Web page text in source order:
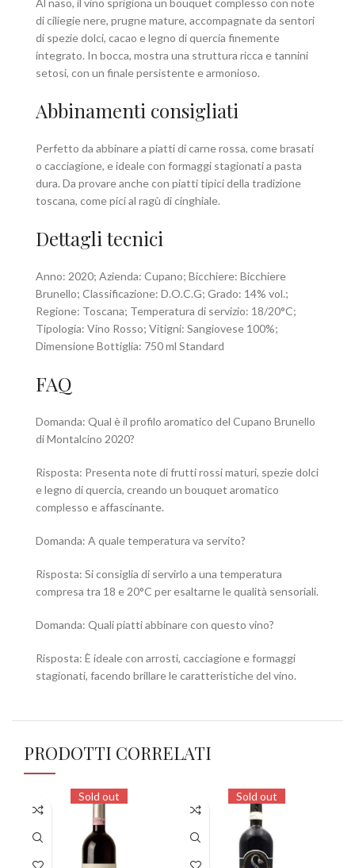
Al naso, il vino sprigiona un bouquet complesso con note
di ciliegie nere, prugne mature, accompagnate da sentori
di spezie dolci, cacao e legno di quercia finemente
integrato. In bocca, mostra una struttura ricca e tannini
setosi, con un finale persistente e armonioso.
Abbinamenti consigliati
Perfetto da abbinare a piatti di carne rossa, come brasati
o cacciagione, e ideale con formaggi stagionati a pasta
dura. Da provare anche con piatti tipici della tradizione
toscana, come pici al ragù di cinghiale.
Dettagli tecnici
Anno: 2020; Azienda: Cupano; Bicchiere: Bicchiere
Brunello; Classificazione: D.O.C.G; Grado: 14% vol.;
Regione: Toscana; Temperatura di servizio: 18/20°C;
Tipologia: Vino Rosso; Vitigni: Sangiovese 100%;
Dimensione Bottiglia: 750 ml Standard
FAQ
Domanda: Qual è il profilo aromatico del Cupano Brunello
di Montalcino 2020?
Risposta: Presenta note di frutti rossi maturi, spezie dolci
e legno di quercia, creando un bouquet aromatico
complesso e affascinante.
Domanda: A quale temperatura va servito?
Risposta: Si consiglia di servirlo a una temperatura
compresa tra 18 e 20°C per esaltarne le qualità sensoriali.
Domanda: Quali piatti abbinare con questo vino?
Risposta: È ideale con arrosti, cacciagione e formaggi
stagionati, facendo brillare le caratteristiche del vino.
PRODOTTI CORRELATI
Sold out Sold out